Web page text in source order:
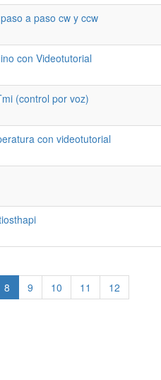
a paso cw y ccw
con Videotutorial
(control por voz)
con videotutorial
8 9 10 11
12